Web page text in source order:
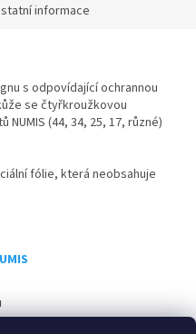
informace
s odpovídající ochrannou
se čtyřkroužkovou
(44, 34, 25, 17, různé)
fólie, která neobsahuje